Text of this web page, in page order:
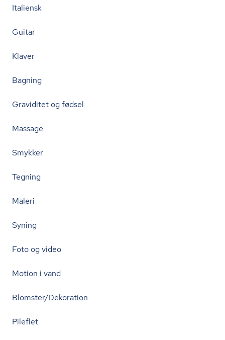
Italiensk
Guitar
Klaver
Bagning
Graviditet og fødsel
Massage
Smykker
Tegning
Maleri
Syning
Foto og video
Motion i vand
Blomster/Dekoration
Pileflet